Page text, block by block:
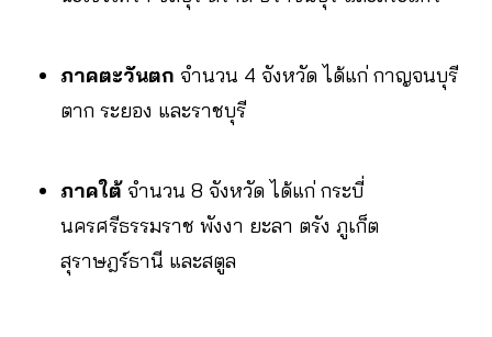
ภาคตะวันตก จำนวน 4 จังหวัด ได้แก่ กาญจนบุรี
ตาก ระยอง และราชบุรี
ภาคใต้จำนวน 8 จังหวัด ได้แก่ กระบี่
นครศรีธรรมราช พังงา ยะลา ตรัง ภูเก็ต
สุราษฎร์ธานี และสตูล